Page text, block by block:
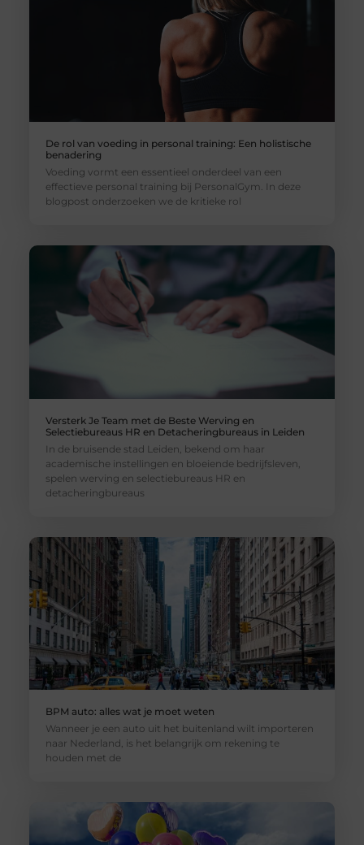
De rol van voeding in personal training: Een holistische
benadering
Voeding vormt een essentieel onderdeel van een
effectieve personal training bij PersonalGym. In deze
blogpost onderzoeken we de kritieke rol
Versterk Je Team met de Beste Werving en
Selectiebureaus HR en Detacheringbureaus in Leiden
In de bruisende stad Leiden, bekend om haar
academische instellingen en bloeiende bedrijfsleven,
spelen werving en selectiebureaus HR en
detacheringbureaus
BPM auto: alles wat je moet weten
Wanneer je een auto uit het buitenland wilt importeren
naar Nederland, is het belangrijk om rekening te
houden met de